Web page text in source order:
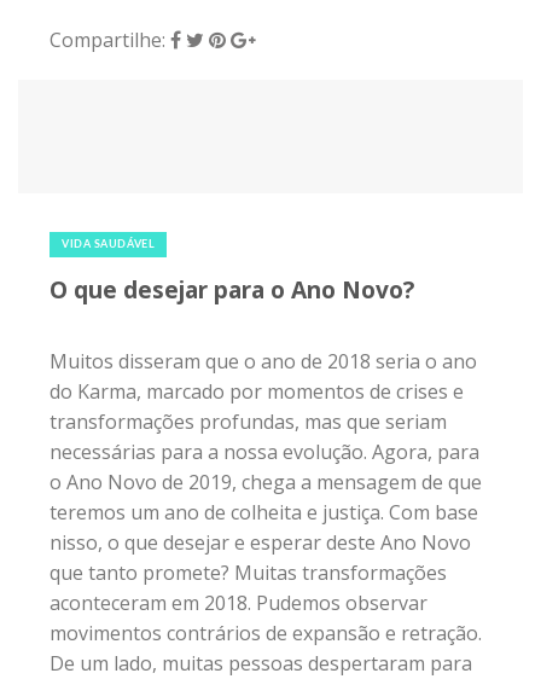
Compartilhe:
VIDA SAUDÁVEL
O que desejar para o Ano Novo?
Muitos disseram que o ano de 2018 seria o ano
do Karma, marcado por momentos de crises e
transformações profundas, mas que seriam
necessárias para a nossa evolução. Agora, para
o Ano Novo de 2019, chega a mensagem de que
teremos um ano de colheita e justiça. Com base
nisso, o que desejar e esperar deste Ano Novo
que tanto promete? Muitas transformações
aconteceram em 2018. Pudemos observar
movimentos contrários de expansão e retração.
De um lado, muitas pessoas despertaram para